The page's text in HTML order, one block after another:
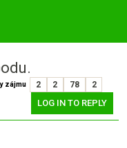
zájmu 2 2 78 2
LOG IN TO REPLY